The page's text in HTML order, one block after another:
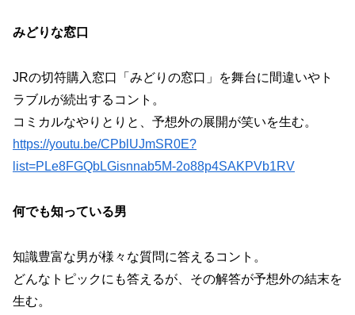
みどりな窓口
JRの切符購入窓口「みどりの窓口」を舞台に間違いやト
ラブルが続出するコント。
コミカルなやりとりと、予想外の展開が笑いを生む。
https://youtu.be/CPblUJmSR0E?
list=PLe8FGQbLGisnnab5M-2o88p4SAKPVb1RV
何でも知っている男
知識豊富な男が様々な質問に答えるコント。
どんなトピックにも答えるが、その解答が予想外の結末を
生む。